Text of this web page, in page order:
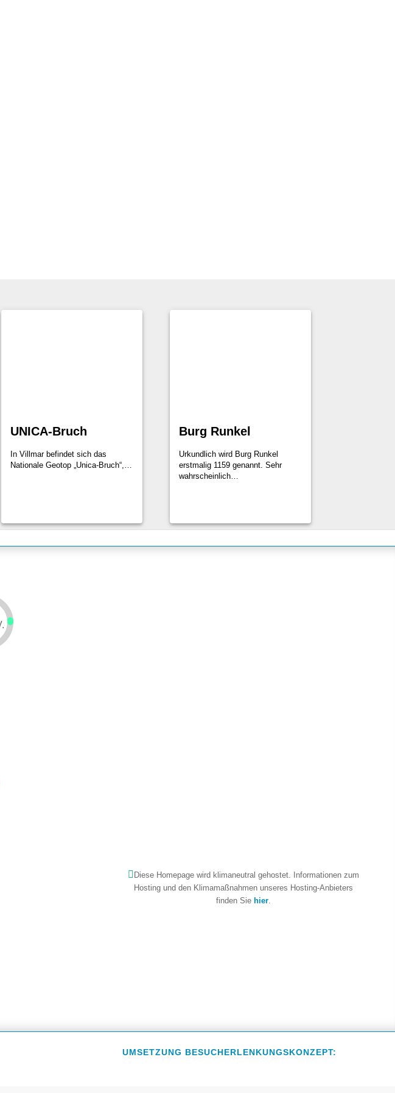
UNICA-Bruch
In Villmar befindet sich das
Nationale Geotop „Unica-Bruch“,…
Burg Runkel
Urkundlich wird Burg Runkel
erstmalig 1159 genannt. Sehr
wahrscheinlich…
Diese Homepage wird klimaneutral gehostet. Informationen zum
Hosting und den Klimamaßnahmen unseres Hosting-Anbieters
finden Sie hier.
UMSETZUNG BESUCHERLENKUNGSKONZEPT: